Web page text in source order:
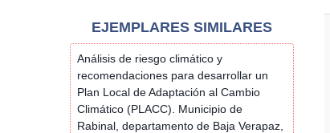
EJEMPLARES SIMILARES
Análisis de riesgo climático y
recomendaciones para desarrollar un
Plan Local de Adaptación al Cambio
Climático (PLACC). Municipio de
Rabinal, departamento de Baja Verapaz,